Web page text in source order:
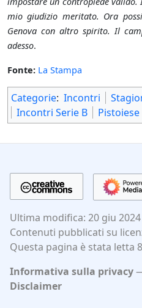
mio giudizio meritato. Ora
Genova con altro spirito. Il
adesso.
Fonte: La Stampa
Categorie: Incontri
Incontri Serie B
Pistoiese
Ultima modifica: 20 giu
Contenuti pubblicati su
Questa pagina è stata letta
Informativa sulla privacy
Disclaimer